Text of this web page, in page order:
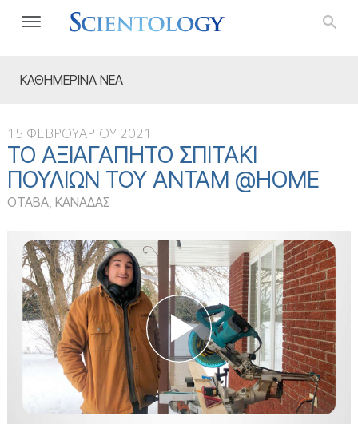
ΚΑΘΗΜΕΡΙΝΑ ΝΕΑ
15 ΦΕΒΡΟΥΑΡΙΟΥ 2021
ΤΟ ΑΞΙΑΓΆΠΗΤΟ ΣΠΙΤΆΚΙ
ΠΟΥΛΙΏΝ ΤΟΥ ΆΝΤΑΜ @HOME
ΟΤΑΒΑ, ΚΑΝΑΔΑΣ